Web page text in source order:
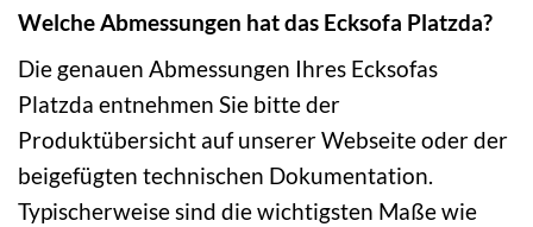
Welche Abmessungen hat das Ecksofa Platzda?
Die genauen Abmessungen Ihres Ecksofas
Platzda entnehmen Sie bitte der
Produktübersicht auf unserer Webseite oder der
beigefügten technischen Dokumentation.
Typischerweise sind die wichtigsten Maße wie